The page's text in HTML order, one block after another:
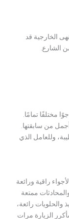
الخارجية قد
الشارع.
مختلفًا تمامًا.
من سابقتها.
وللعامل الذي
راقية ورائعة
ممتعة
والحلويات رائعة،
الزيارة مرات